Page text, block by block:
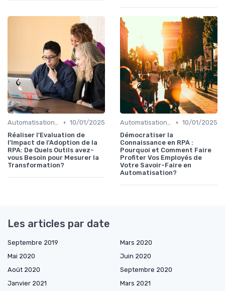
Automatisation et RPA • 10/01/2025
Réaliser l'Evaluation de
l'Impact de l'Adoption de la
RPA: De Quels Outils avez-
vous Besoin pour Mesurer la
Transformation?
Automatisation et RPA • 10/01/2025
Démocratiser la
Connaissance en RPA :
Pourquoi et Comment Faire
Profiter Vos Employés de
Votre Savoir-Faire en
Automatisation?
Les articles par date
Septembre 2019
Mars 2020
Mai 2020
Juin 2020
Août 2020
Septembre 2020
Janvier 2021
Mars 2021